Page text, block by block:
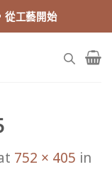
從工藝開始
752 × 405 in